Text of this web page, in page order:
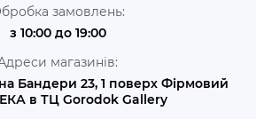
замовлень:
з 10:00 до 19:00
магазинів:
Бандери 23, 1 поверх Фірмовий
в ТЦ Gorodok Gallery